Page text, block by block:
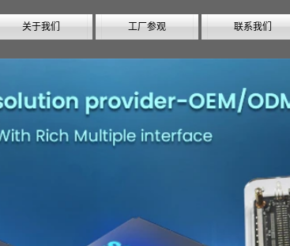
关于我们 工厂参观 联系我们